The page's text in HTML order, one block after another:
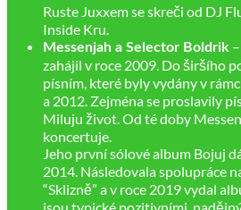
Ruste Juxxem se skreči od DJ
Inside Kru.
Messenjah a Selector Boldrik
zahájil v roce 2009. Do širšího
písním, které byly vydány v
a 2012. Zejména se proslavily
Miluju život. Od té doby
koncertuje.
Jeho první sólové album Bojuj
2014. Následovala spolupráce
“Sklizně” a v roce 2019 vydal